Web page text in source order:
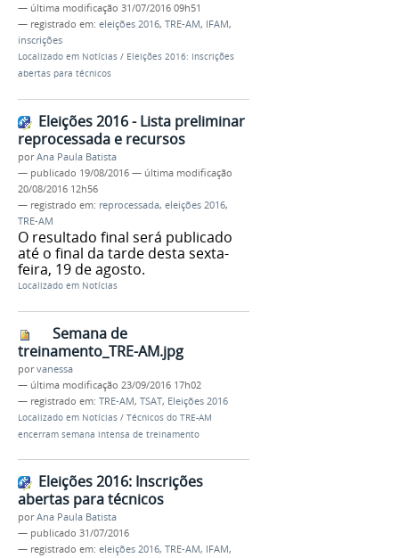
— última modificação 31/07/2016 09h51
— registrado em: eleições 2016, TRE-AM, IFAM,
inscrições
Localizado em Notícias / Eleições 2016: Inscrições
abertas para técnicos
Eleições 2016 - Lista preliminar
reprocessada e recursos
porAna Paula Batista
— publicado 19/08/2016 — última modificação
20/08/2016 12h56
— registrado em: reprocessada, eleições 2016,
TRE-AM
O resultado final será publicado
até o final da tarde desta sexta-
feira, 19 de agosto.
Localizado em Notícias
Semana de
treinamento_TRE-AM.jpg
porvanessa
— última modificação 23/09/2016 17h02
— registrado em: TRE-AM, TSAT, Eleições 2016
Localizado em Notícias / Técnicos do TRE-AM
encerram semana intensa de treinamento
Eleições 2016: Inscrições
abertas para técnicos
porAna Paula Batista
— publicado 31/07/2016
— registrado em: eleições 2016, TRE-AM, IFAM,